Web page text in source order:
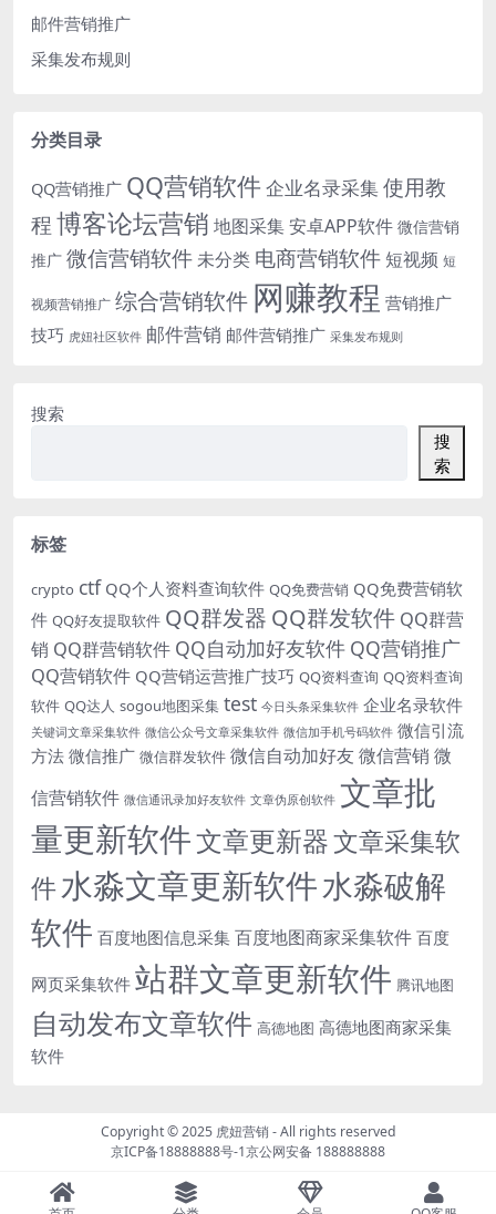
邮件营销推广
采集发布规则
分类目录
QQ营销推广 QQ营销软件企业名录采集使用教
程博客论坛营销 地图采集安卓APP软件 微信营销
推广 微信营销软件未分类 电商营销软件短视频 短
视频营销推广 综合营销软件 网赚教程 营销推广
技巧 虎妞社区软件 邮件营销 邮件营销推广 采集发布规则
搜索
搜
索
标签
crypto ctf QQ个人资料查询软件 QQ免费营销 QQ免费营销软
件 QQ好友提取软件 QQ群发器 QQ群发软件 QQ群营
销 QQ群营销软件 QQ自动加好友软件 QQ营销推广
QQ营销软件 QQ营销运营推广技巧 QQ资料查询 QQ资料查询
软件 QQ达人 sogou地图采集 test 今日头条采集软件 企业名录软件
关键词文章采集软件 微信公众号文章采集软件 微信加手机号码软件 微信引流
方法 微信推广 微信群发软件 微信自动加好友 微信营销 微
信营销软件 微信通讯录加好友软件 文章伪原创软件 文章批
量更新软件文章更新器文章采集软
件水淼文章更新软件水淼破解
软件 百度地图信息采集 百度地图商家采集软件 百度
网页采集软件 站群文章更新软件 腾讯地图
自动发布文章软件 高德地图 高德地图商家采集
软件
Copyright © 2025 虎妞营销- All rights reserved
京ICP备18888888号-1京公网安备 188888888